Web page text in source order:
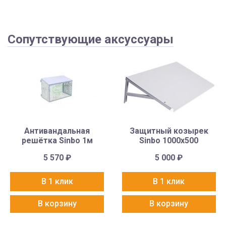
Сопутствующие аксуссуары
Антивандальная
решётка Sinbo 1м
5 570 ₽
В 1 клик
В корзину
Защитный козырек
Sinbo 1000х500
5 000₽
В 1 клик
В корзину